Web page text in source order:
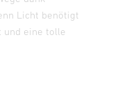
Licht benötigt
und eine tolle